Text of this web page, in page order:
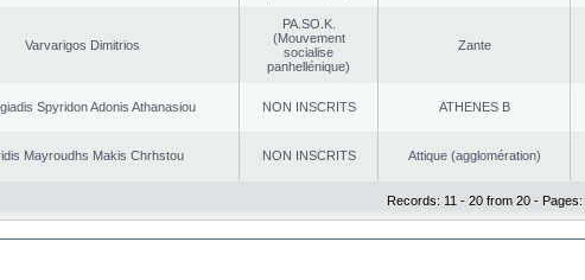
Varvarigos Dimitrios
PA.SO.K.
(Mouvement
socialise
panhellénique)
Zante
Spyridon Adonis Athanasiou NON INSCRITS ATHENES Β
Mayroudhs Makis Chrhstou NON INSCRITS Αttique (agglomération)
Records: 11 - 20 from 20 - Pages: